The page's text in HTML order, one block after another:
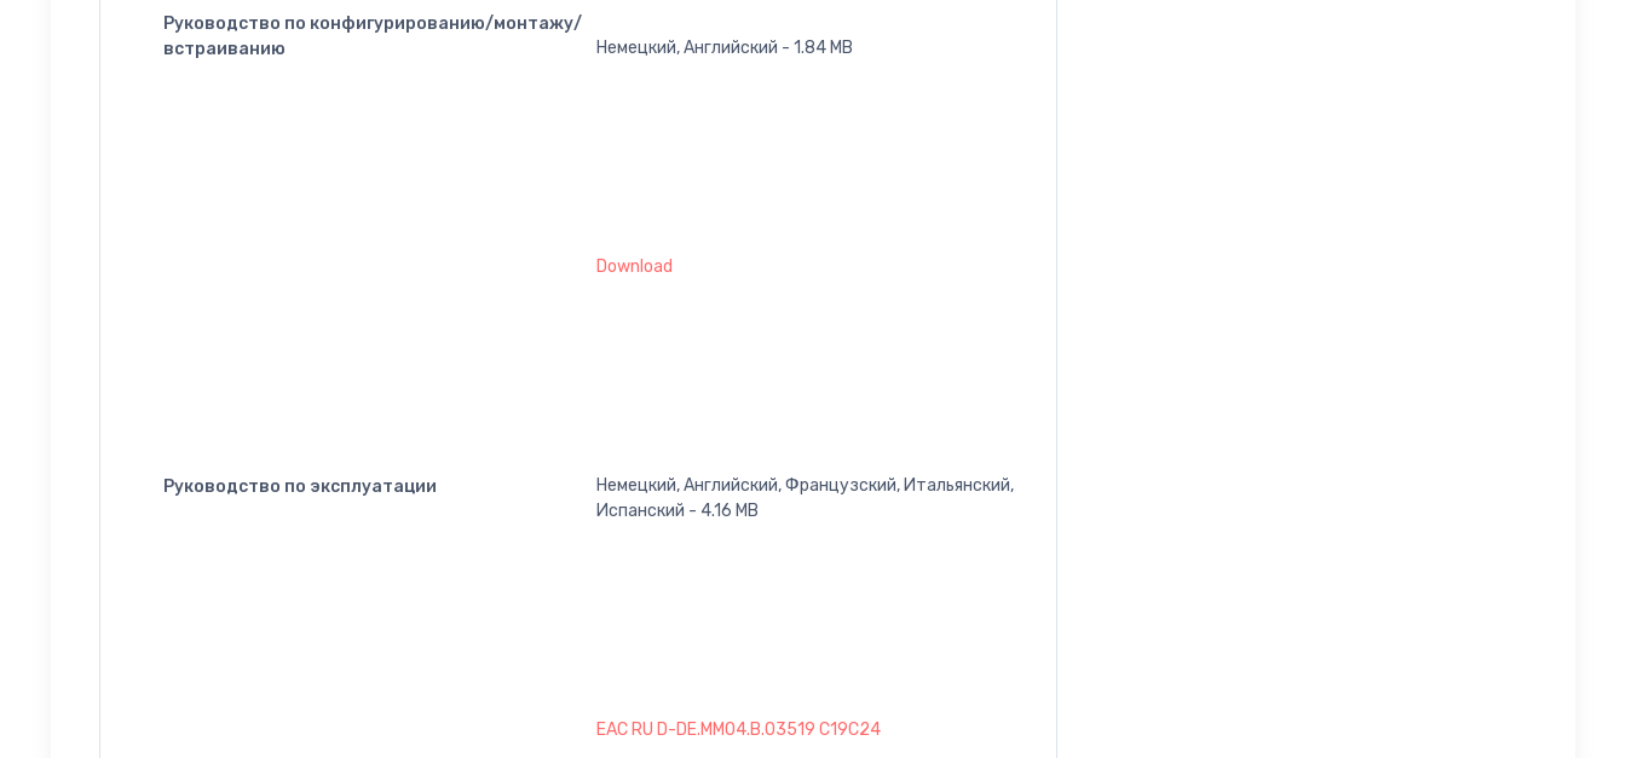
Руководство по конфигурированию/монтажу/
встраиванию
Немецкий, Английский - 1.84 MB
Руководство по эксплуатации
Download
Немецкий, Английский, Французский, Итальянский,
Испанский - 4.16 MB
EAC RU D-DE.MM04.B.03519 C19C24